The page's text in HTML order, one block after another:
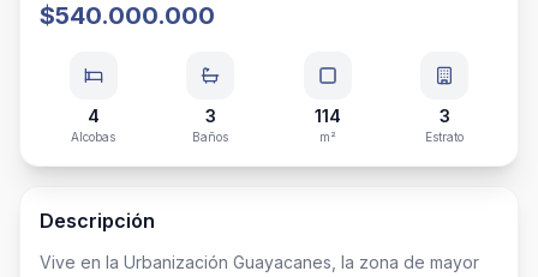
$540.000.000
4
Alcobas
3
Baños
114
m²
3
Estrato
Descripción
Vive en la Urbanización Guayacanes, la zona de mayor